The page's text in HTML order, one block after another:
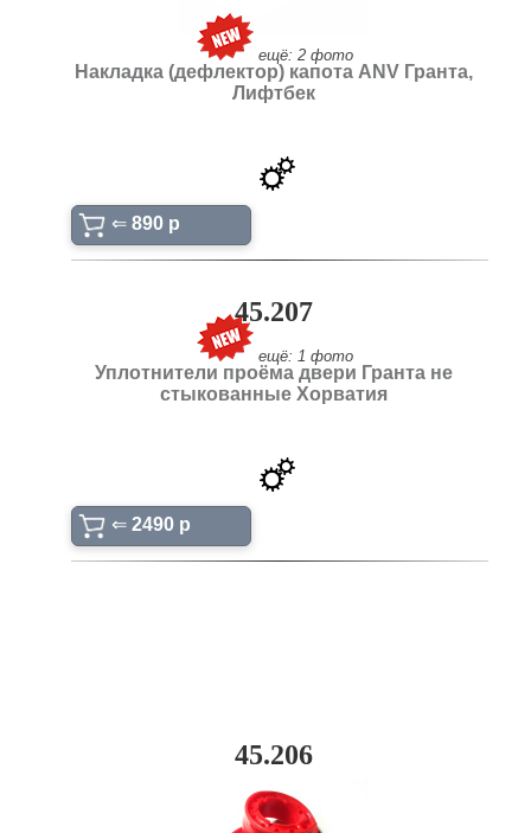
ещё: 2 фото
Накладка (дефлектор) капота ANV Гранта,
Лифтбек
⇐ 890 p
45.207
ещё: 1 фото
Уплотнители проёма двери Гранта не
стыкованные Хорватия
⇐ 2490 p
45.206